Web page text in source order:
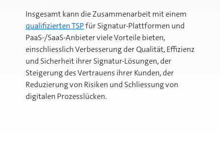
Insgesamt kann die Zusammenarbeit mit einem
qualifizierten TSPfür Signatur-Plattformen und
PaaS-/SaaS-Anbieter viele Vorteile bieten,
einschliesslich Verbesserung der Qualität, Effizienz
und Sicherheit ihrer Signatur-Lösungen, der
Steigerung des Vertrauens ihrer Kunden, der
Reduzierung von Risiken und Schliessung von
digitalen Prozesslücken.